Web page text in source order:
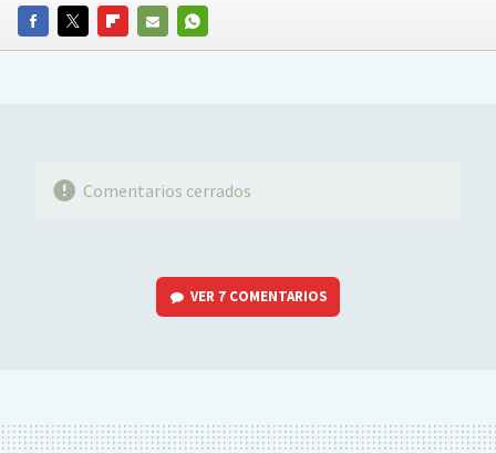
FACEBOOKTWITTERFLIPBOARD
E-
WHATSAPP
Comentarios cerrados
VER 7 COMENTARIOS